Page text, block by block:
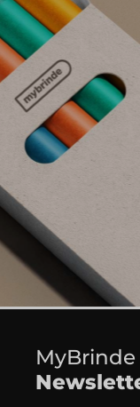
Onde
MyBrinde